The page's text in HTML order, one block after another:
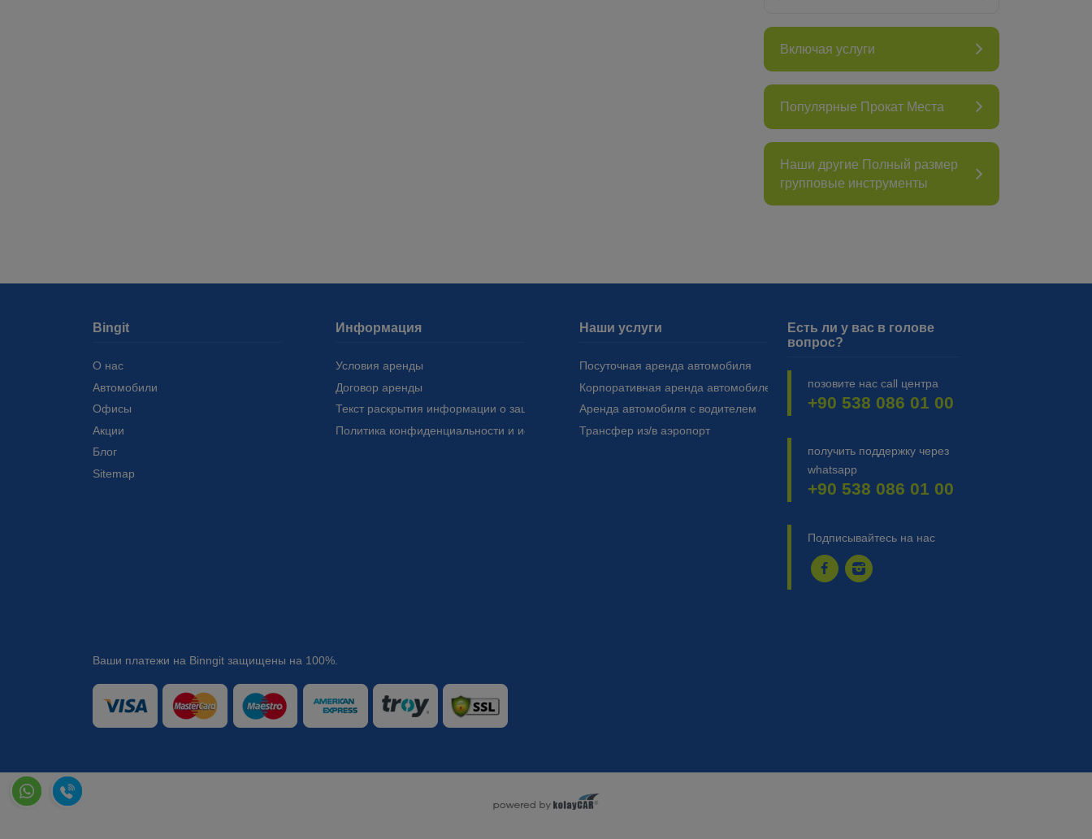
Включая услуги
Популярные Прокат Места
Наши другие Полный размер
групповые инструменты
Bingit
О нас
Автомобили
Офисы
Акции
Блог
Sitemap
Информация
Условия аренды
Договор аренды
Текст раскрытия информации о защите персональных данных (KVKK)
Политика конфиденциальности и использования файлов cookie
Наши услуги
Посуточная аренда автомобиля
Корпоративная аренда автомобилей
Аренда автомобиля с водителем
Трансфер из/в аэропорт
Есть ли у вас в голове
вопрос?
позовите нас call центра
+90 538 086 01 00
получить поддержку через
whatsapp
+90 538 086 01 00
Подписывайтесь на нас
Ваши платежи на Binngit защищены на 100%.